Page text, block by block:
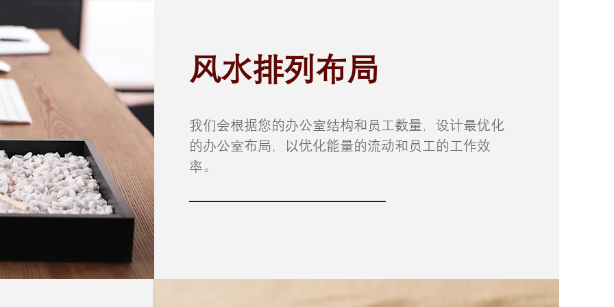
风水排列布局
我们会根据您的办公室结构和员工数量，设计最优化
的办公室布局，以优化能量的流动和员工的工作效
率。